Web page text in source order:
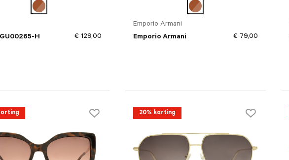
H
€ 129,00
Emporio Armani
Emporio Armani
€ 79,00
20% korting